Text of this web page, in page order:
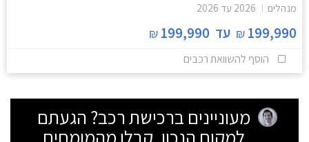
מנהלים 2026 עד 2026
199,990
₪ עד 199,990
₪
הוסף להשוואת רכבים
מעוניינים ברכישת רכב? הגעתם